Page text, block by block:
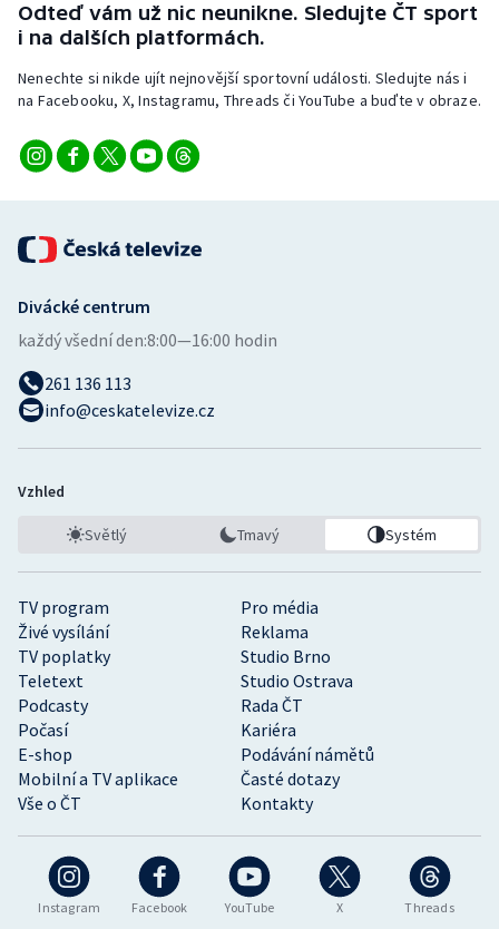
Odteď vám už nic neunikne. Sledujte ČT sport
i na dalších platformách.
Nenechte si nikde ujít nejnovější sportovní události. Sledujte nás i
na Facebooku, X, Instagramu, Threads či YouTube a buďte v obraze.
Instagram Facebook YouTube X Threads
TV program
Pro média
Živé vysílání
Reklama
TV poplatky
Studio Brno
Teletext
Studio Ostrava
Podcasty
Rada ČT
Počasí
Kariéra
E-shop
Podávání námětů
Mobilní a TV aplikace
Časté dotazy
Vše o ČT
Kontakty
Divácké centrum
každý všední den:8:00—16:00 hodin
261 136 113
info@ceskatelevize.cz
Vzhled
Světlý Tmavý Systém